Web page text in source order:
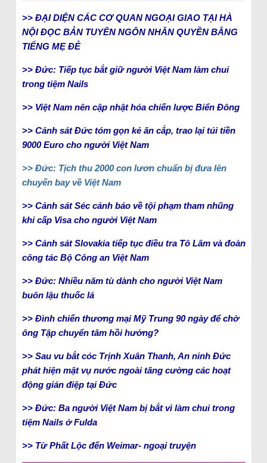
>> ĐẠI DIỆN CÁC CƠ QUAN NGOẠI GIAO TẠI HÀ
NỘI ĐỌC BẢN TUYÊN NGÔN NHÂN QUYỀN BẰNG
TIẾNG MẸ ĐẺ
>> Đức: Tiếp tục bắt giữ người Việt Nam làm chui
trong tiệm Nails
>> Việt Nam nên cập nhật hóa chiến lược Biển Đông
>> Cảnh sát Đức tóm gọn kẻ ăn cắp, trao lại túi tiền
9000 Euro cho người Việt Nam
>> Đức: Tịch thu 2000 con lươn chuẩn bị đưa lên
chuyến bay về Việt Nam
>> Cảnh sát Séc cảnh báo về tội phạm tham nhũng
khi cấp Visa cho người Việt Nam
>> Cảnh sát Slovakia tiếp tục điều tra Tô Lâm và đoàn
công tác Bộ Công an Việt Nam
>> Đức: Nhiều năm tù dành cho người Việt Nam
buôn lậu thuốc lá
>> Đình chiến thương mại Mỹ Trung 90 ngày để chờ
ông Tập chuyển tâm hồi hướng?
>> Sau vu bắt cóc Trịnh Xuân Thanh, An ninh Đức
phát hiện mật vụ nước ngoài tăng cường các hoạt
động gián điệp tại Đức
>> Đức: Ba người Việt Nam bị bắt vì làm chui trong
tiệm Nails ở Fulda
>> Từ Phất Lộc đến Weimar- ngoại truyện